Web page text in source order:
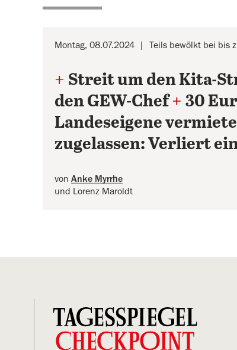
Montag, 08.07.2024 Teils bewölkt bei bis
+ Streit um den Kita-
den GEW-Chef + 30
Landeseigene
zugelassen: Verliert
von Anke Myrrhe
und Lorenz Maroldt